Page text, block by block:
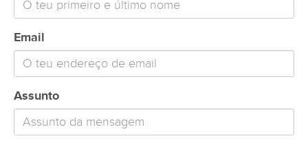
Email
Assunto